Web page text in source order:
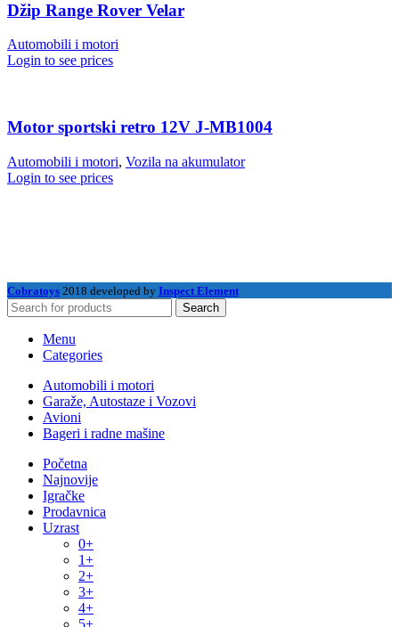
Džip Range Rover Velar
Automobili i motori
Login to see prices
Motor sportski retro 12V J-MB1004
Automobili i motori, Vozila na akumulator
Login to see prices
Cobratoys 2018 developed by Inspect Element
Search
Menu
Categories
Automobili i motori
Garaže, Autostaze i Vozovi
Avioni
Bageri i radne mašine
Početna
Najnovije
Igračke
Prodavnica
Uzrast
0+
1+
2+
3+
4+
5+